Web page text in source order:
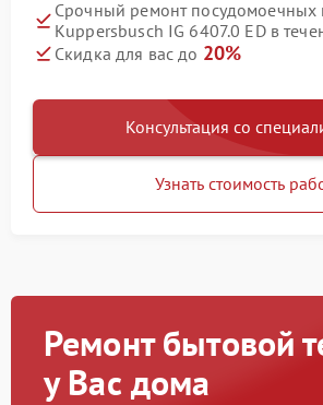
Срочный ремонт
Kuppersbusch IG 6407.0 ED в
Скидка для вас до 20%
Консультация со
Узнать стоимость
Ремонт бытовой
у Вас дома